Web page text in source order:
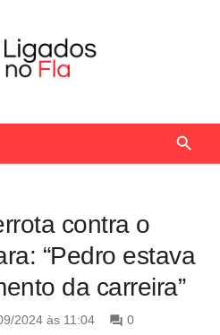
contra o
“Pedro estava
da carreira”
2024 às 11:04 0